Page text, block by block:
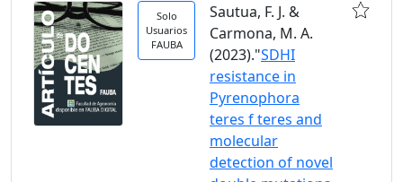
Solo
Usuarios
FAUBA
Sautua, F. J. &
Carmona, M. A.
(2023)."SDHI
resistance in
Pyrenophora
teres f teres and
molecular
detection of novel